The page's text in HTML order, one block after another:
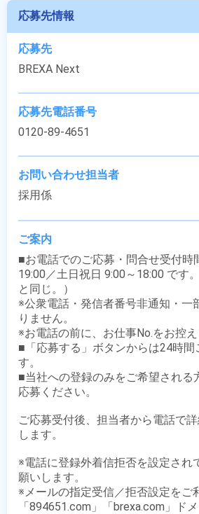
応募先情報
応募先
BREXA Next
応募先電話番号
0120-89-4651
お問い合わせ担当者
採用係
ご案内
■お電話でのご応募・問合せ受付時
19:00／土日祝日 9:00～18:00 です
と同じ。）
※公衆電話・発信者番号非通知・一
りません。
※お電話の前に、お仕事No.をお控え
■「応募する」ボタンからは24時間
す。
■当社への登録のみをご希望される
応募ください。
ご応募受付後、担当者から電話で
します。
※電話に登録外着信拒否を設定され
願いします。
※メールの指定受信／拒否設定をご
「894651.com」「brexa.com」ド